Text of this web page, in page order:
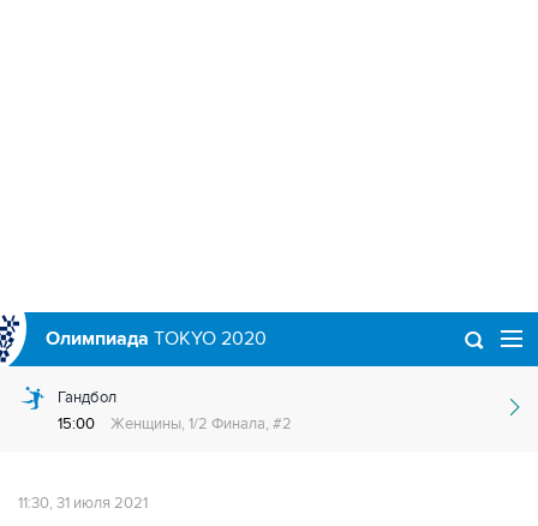
Олимпиада TOKYO 2020
Гандбол
15:00
Женщины, 1/2 Финала, #2
11:30, 31 июля 2021